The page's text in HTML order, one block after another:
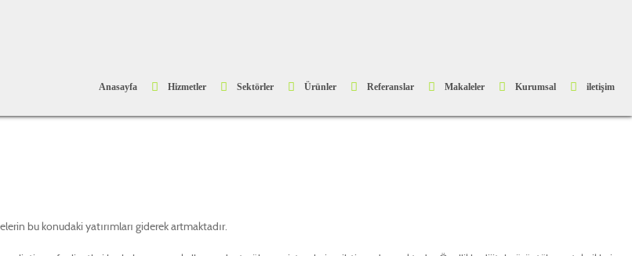
Anasayfa Hizmetler Sektörler Ürünler Referanslar Makaleler Kurumsal iletişim
bu konudaki yatırımları giderek artmaktadır.